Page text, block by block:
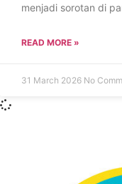
menjadi sorotan di
READ MORE »
31 March 2026 No